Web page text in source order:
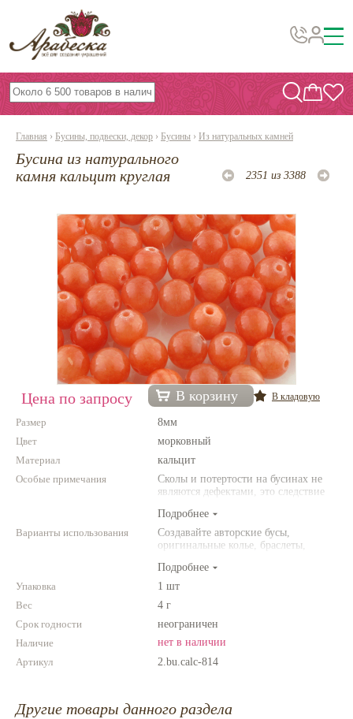
Бусины, подвески, декор
Бисер
Фурнитура
Инструменты и материалы
Эпоксидная смола
Шнуры, ленты, нитки
По темам и сезонам
Бисер TOHO
Нетемнеющая фурнитура
Всё для вышивки
Натуральные камни
Каталог
Главная › Бусины, подвески, декор › Бусины › Из натуральных камней
Бусина из натурального
камня кальцит круглая
2351 из 3388
Цена по запросу В корзину В кладовую
Размер
8мм
Цвет
морковный
Материал
кальцит
Особые примечания
Сколы и потертости на бусинах не
являются дефектами, это следствие
природного камня. Цвет и размер
товара может отличаться от
представленных на фото.
Подробнее
Варианты использования
Создавайте авторские бусы,
оригинальные колье, браслеты,
Комбинируйте различные цвета и
размеры. Фантазируйте!
Подробнее
Упаковка
1 шт
Вес
4 г
Срок годности
неограничен
Наличие
нет в наличии
Артикул
2.bu.calc-814
Другие товары данного раздела